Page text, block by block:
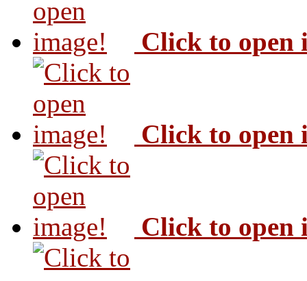
Click to open
Click to open
Click to open